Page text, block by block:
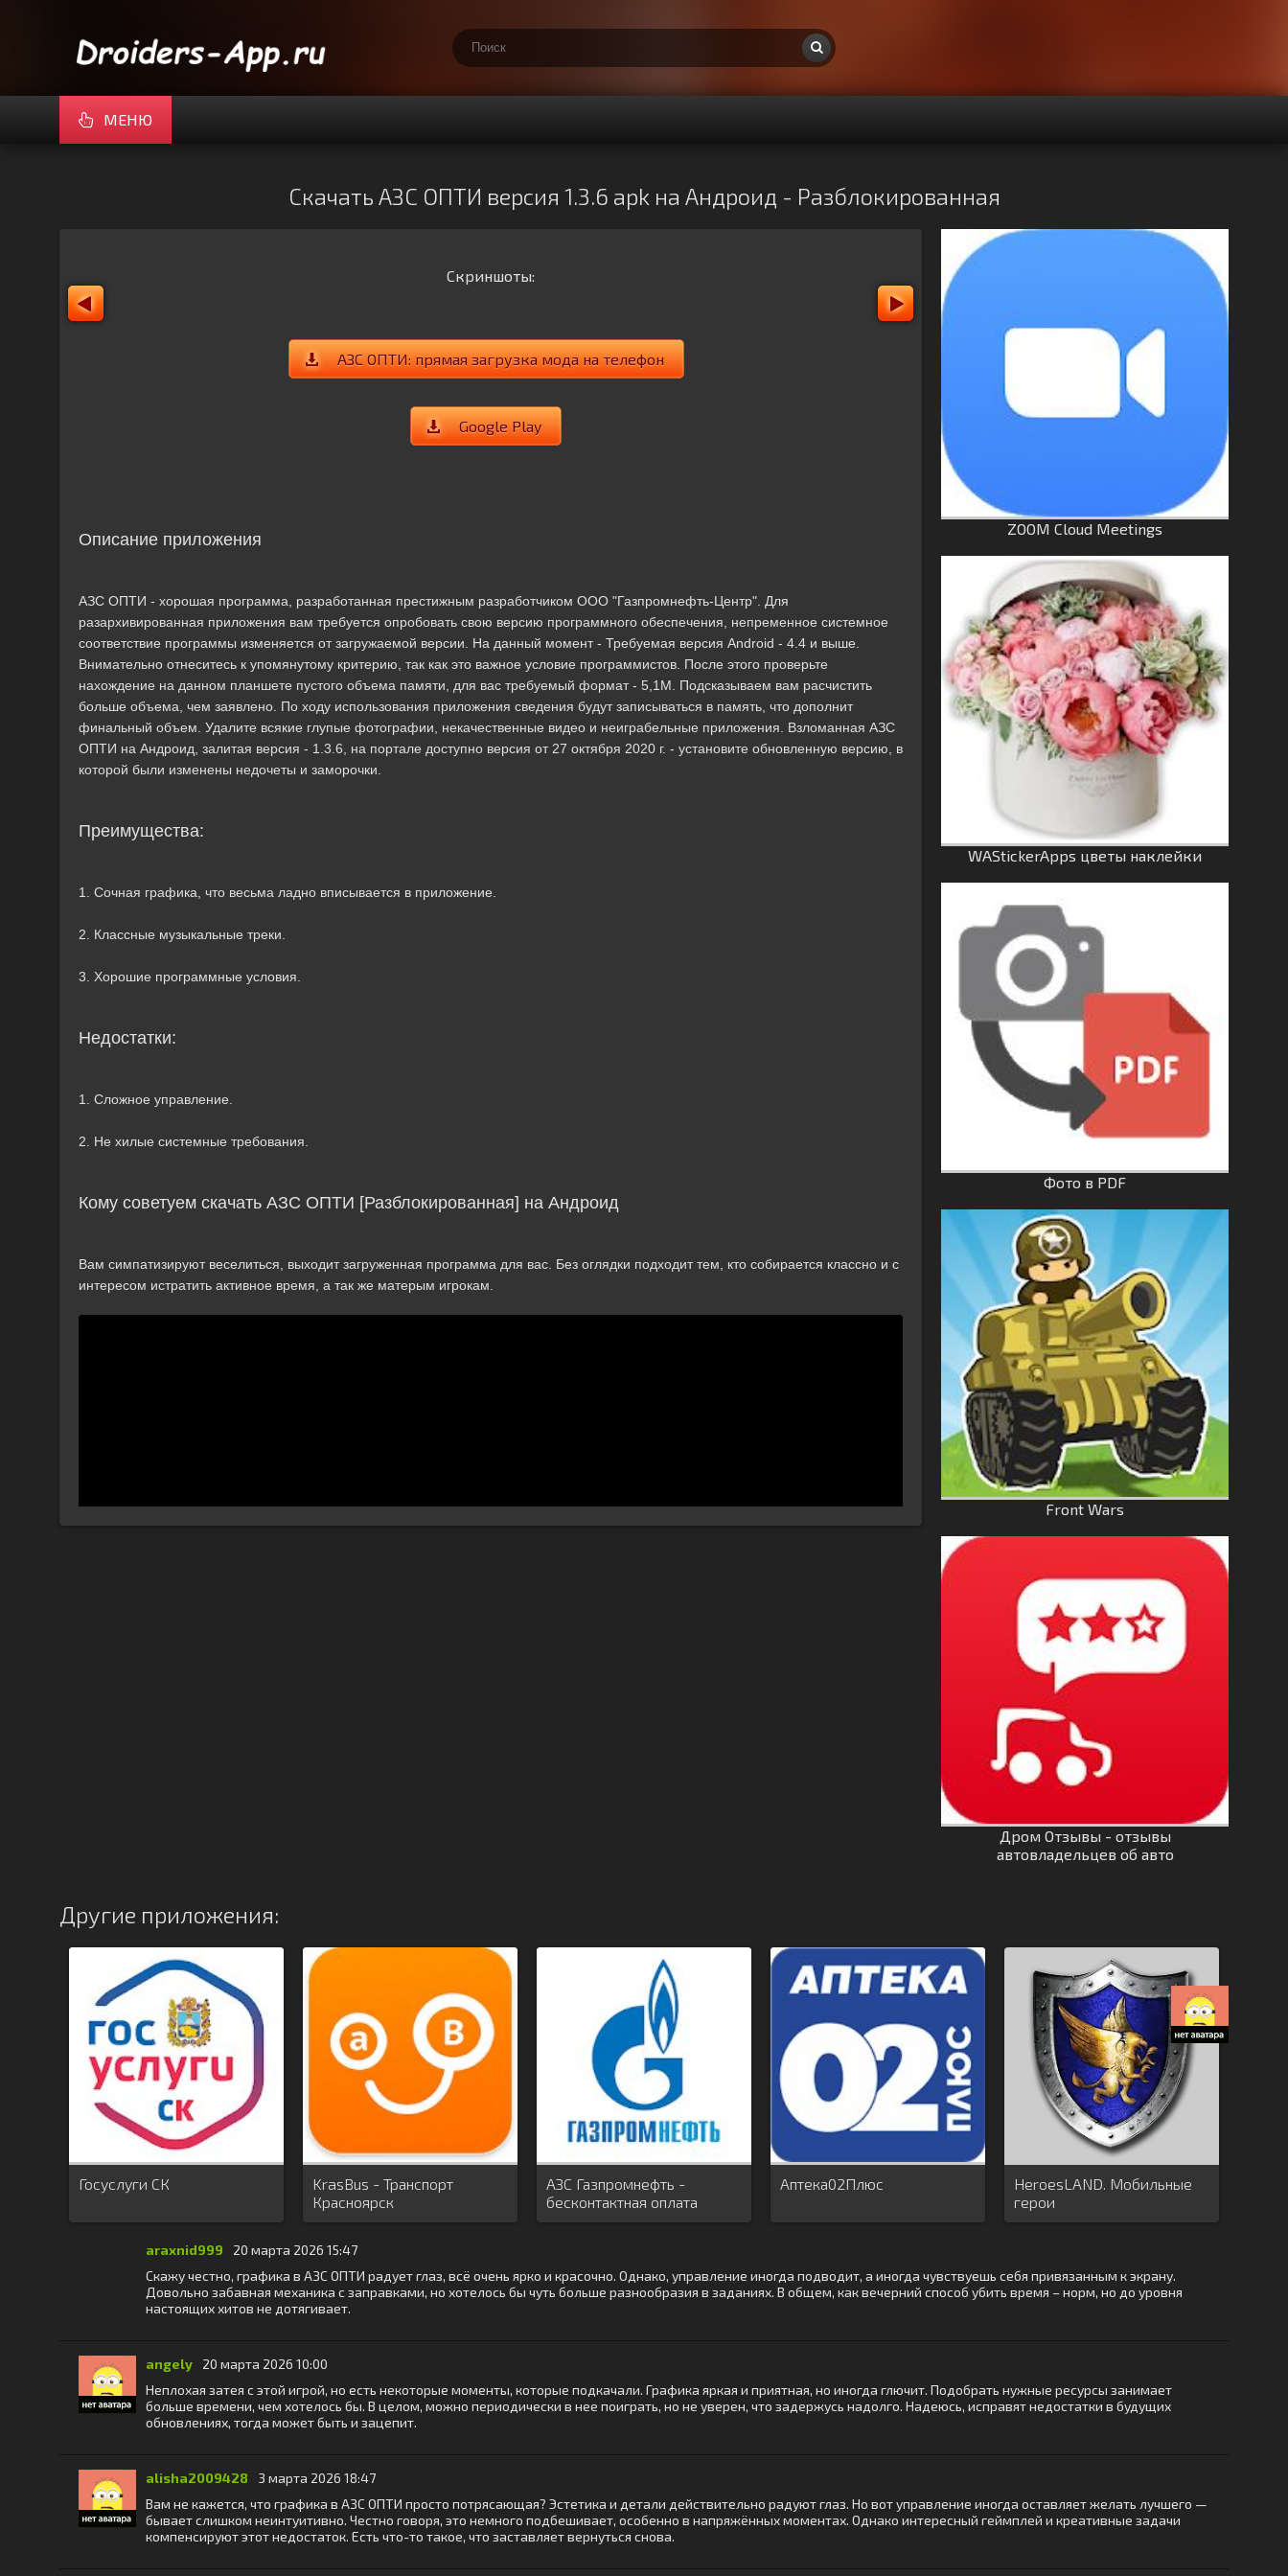
МЕНЮ
Скачать АЗС ОПТИ версия 1.3.6 apk на Андроид - Разблокированная
Скриншоты:
АЗС ОПТИ: прямая загрузка мода на телефон
Google Play
Описание приложения
АЗС ОПТИ - хорошая программа, разработанная престижным разработчиком ООО "Газпромнефть-Центр". Для
разархивированная приложения вам требуется опробовать свою версию программного обеспечения, непременное системное
соответствие программы изменяется от загружаемой версии. На данный момент - Требуемая версия Android - 4.4 и выше.
Внимательно отнеситесь к упомянутому критерию, так как это важное условие программистов. После этого проверьте
нахождение на данном планшете пустого объема памяти, для вас требуемый формат - 5,1M. Подсказываем вам расчистить
больше объема, чем заявлено. По ходу использования приложения сведения будут записываться в память, что дополнит
финальный объем. Удалите всякие глупые фотографии, некачественные видео и неиграбельные приложения. Взломанная АЗС
ОПТИ на Андроид, залитая версия - 1.3.6, на портале доступно версия от 27 октября 2020 г. - установите обновленную версию, в
которой были изменены недочеты и заморочки.
Преимущества:
1. Сочная графика, что весьма ладно вписывается в приложение.
2. Классные музыкальные треки.
3. Хорошие программные условия.
Недостатки:
1. Сложное управление.
2. Не хилые системные требования.
Кому советуем скачать АЗС ОПТИ [Разблокированная] на Андроид
Вам симпатизируют веселиться, выходит загруженная программа для вас. Без оглядки подходит тем, кто собирается классно и с
интересом истратить активное время, а так же матерым игрокам.
ZOOM Cloud Meetings
WAStickerApps цветы наклейки
Фото в PDF
Front Wars
Дром Отзывы - отзывы
автовладельцев об авто
Другие приложения:
Госуслуги СК
KrasBus - Транспорт
Красноярск
АЗС Газпромнефть -
бесконтактная оплата
топлива!
Аптека02Плюс
HeroesLAND. Мобильные
герои
araxnid999
20 марта 2026 15:47
Скажу честно, графика в АЗС ОПТИ радует глаз, всё очень ярко и красочно. Однако, управление иногда подводит, а иногда чувствуешь себя привязанным к экрану.
Довольно забавная механика с заправками, но хотелось бы чуть больше разнообразия в заданиях. В общем, как вечерний способ убить время – норм, но до уровня
настоящих хитов не дотягивает.
angely
20 марта 2026 10:00
Неплохая затея с этой игрой, но есть некоторые моменты, которые подкачали. Графика яркая и приятная, но иногда глючит. Подобрать нужные ресурсы занимает
больше времени, чем хотелось бы. В целом, можно периодически в нее поиграть, но не уверен, что задержусь надолго. Надеюсь, исправят недостатки в будущих
обновлениях, тогда может быть и зацепит.
alisha2009428
3 марта 2026 18:47
Вам не кажется, что графика в АЗС ОПТИ просто потрясающая? Эстетика и детали действительно радуют глаз. Но вот управление иногда оставляет желать лучшего —
бывает слишком неинтуитивно. Честно говоря, это немного подбешивает, особенно в напряжённых моментах. Однако интересный геймплей и креативные задачи
компенсируют этот недостаток. Есть что-то такое, что заставляет вернуться снова.